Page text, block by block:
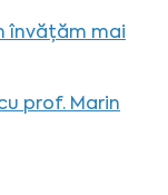
învățăm mai
prof. Marin